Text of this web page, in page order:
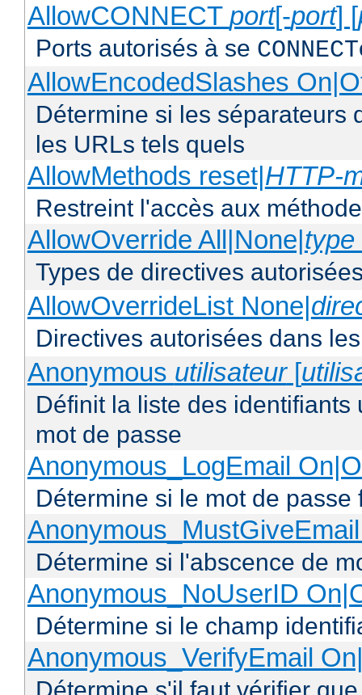
AllowCONNECT port[-port] [
Ports autorisés à se CONNECT
AllowEncodedSlashes
Détermine si les séparateurs
les URLs tels quels
AllowMethods reset|HTTP-
Restreint l'accès aux
AllowOverride All|None|type
Types de directives
AllowOverrideList None|
Directives autorisées dans
Anonymous utilisateur[
Définit la liste des
mot de passe
Anonymous_LogEmail
Détermine si le mot de
Détermine si l'abscence de
Anonymous_NoUserID
Détermine si le champ
Anonymous_VerifyEmail